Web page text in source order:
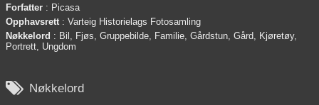
Forfatter : Picasa
Opphavsrett: Varteig Historielags Fotosamling
Nøkkelord : Bil, Fjøs, Gruppebilde, Familie, Gårdstun, Gård, Kjøretøy,
Portrett, Ungdom
 Nøkkelord